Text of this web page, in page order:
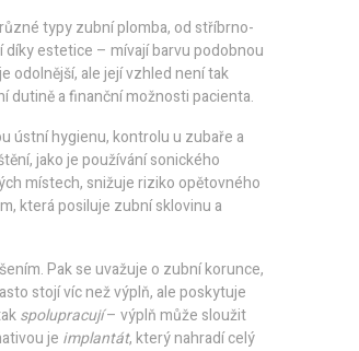
typyzubní plomba, od stříbrno-
estetice – mívají barvu podobnou
odolnější, ale její vzhled není tak
a finanční možnosti pacienta.
ústní hygienu, kontrolu u zubaře a
jako je používánísonického
místech, snižuje riziko opětovného
která posiluje zubní sklovinu a
Pak se uvažuje o zubní korunce,
stojí víc než výplň, ale poskytuje
spolupracují– výplň může sloužit
je implantát, který nahradí celý